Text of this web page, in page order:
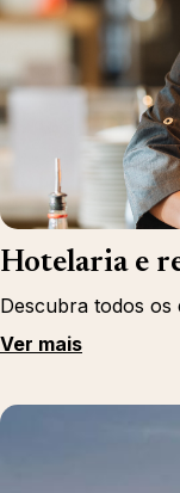
Hotelaria e
Descubra todos os
Ver mais